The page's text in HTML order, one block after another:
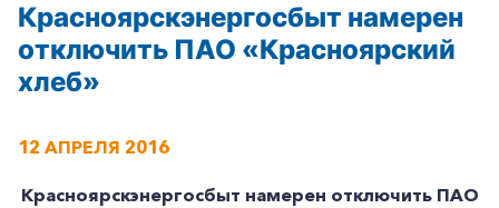
Красноярскэнергосбыт намерен
отключить ПАО «Красноярский
хлеб»
12 АПРЕЛЯ 2016
Красноярскэнергосбыт намерен отключить ПАО